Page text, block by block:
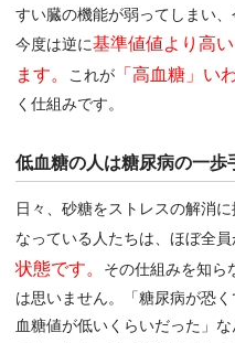
すい臓の機能が弱ってしまい
今度は逆に基準値値より高
ます。 これが 「高血糖」い
く仕組みです。
低血糖の人は糖尿病の一歩
日々、砂糖をストレスの解消
なっている人たちは、ほぼ全員
状態です。 その仕組みを知ら
は思いません。「糖尿病が恐
血糖値が低いくらいだった」